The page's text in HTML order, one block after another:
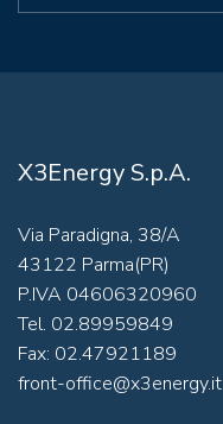
X3Energy S.p.A.
Via Paradigna, 38/A
43122 Parma(PR)
P.IVA 04606320960
Tel. 02.89959849
Fax: 02.47921189
front-office@x3energy.it